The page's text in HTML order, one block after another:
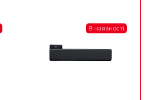
В наявності